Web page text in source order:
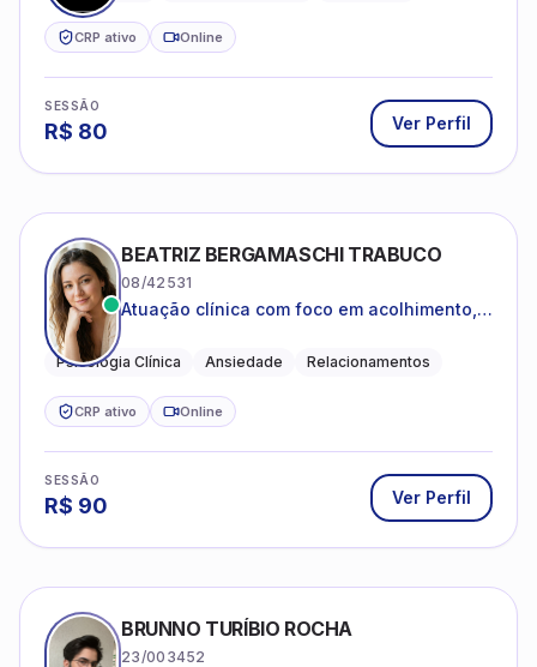
CRP ativo Online
SESSÃO
R$ 80 Ver Perfil
BEATRIZ BERGAMASCHI TRABUCO
08/42531
Atuação clínica com foco em acolhimento,
Psicologia Clínica Ansiedade Relacionamentos
CRP ativo Online
SESSÃO
R$ 90 Ver Perfil
BRUNNO TURÍBIO ROCHA
23/003452